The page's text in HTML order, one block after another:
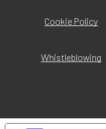
Cookie Policy
Whistleblowing